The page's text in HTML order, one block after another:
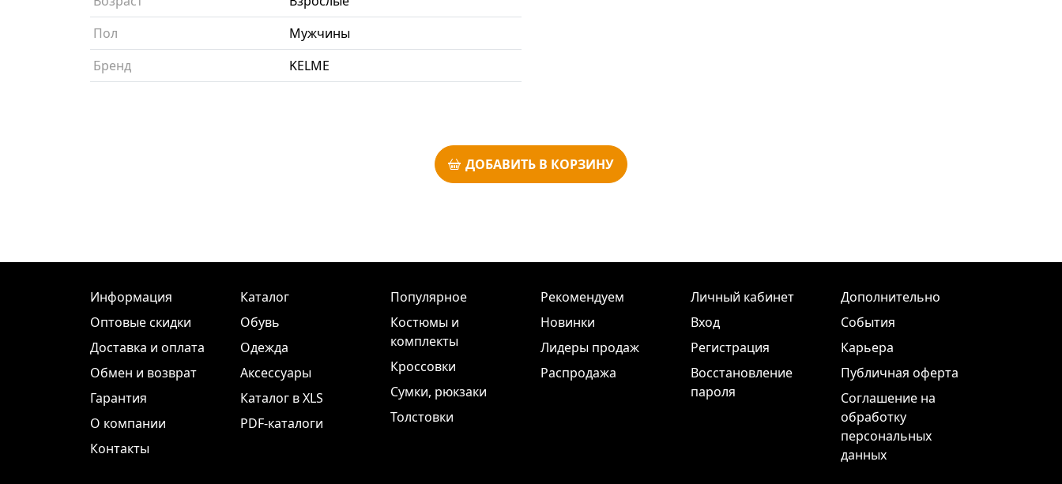
Пол
Мужчины
Бренд
KELME
ДОБАВИТЬ В КОРЗИНУ
Информация
Оптовые скидки
Доставка и оплата
Обмен и возврат
Гарантия
О компании
Контакты
Каталог
Обувь
Одежда
Аксессуары
Каталог в XLS
PDF-каталоги
Популярное
Костюмы и
комплекты
Кроссовки
Сумки, рюкзаки
Толстовки
Рекомендуем
Новинки
Лидеры продаж
Распродажа
Личный кабинет
Вход
Регистрация
Восстановление
пароля
Дополнительно
События
Карьера
Публичная оферта
Соглашение на
обработку
персональных
данных